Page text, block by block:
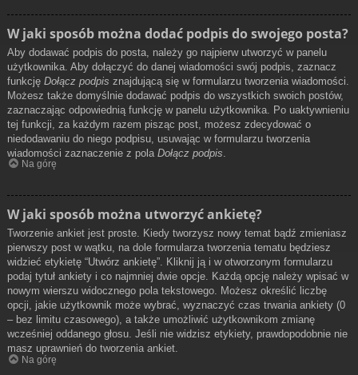
W jaki sposób można dodać podpis do swojego posta?
Aby dodawać podpis do posta, należy go najpierw utworzyć w panelu
użytkownika. Aby dołączyć do danej wiadomości swój podpis, zaznacz
funkcję Dołącz podpis znajdującą się w formularzu tworzenia wiadomości.
Możesz także domyślnie dodawać podpis do wszystkich swoich postów,
zaznaczając odpowiednią funkcję w panelu użytkownika. Po uaktywnieniu
tej funkcji, za każdym razem pisząc post, możesz zdecydować o
niedodawaniu do niego podpisu, usuwając w formularzu tworzenia
wiadomości zaznaczenie z pola Dołącz podpis
Na górę
W jaki sposób można utworzyć ankietę?
Tworzenie ankiet jest proste. Kiedy tworzysz nowy temat bądź zmieniasz
pierwszy post w wątku, na dole formularza tworzenia tematu będziesz
widzieć etykietę “Utwórz ankietę”. Kliknij ją i w otworzonym formularzu
podaj tytuł ankiety i co najmniej dwie opcje. Każdą opcję należy wpisać w
nowym wierszu widocznego pola tekstowego. Możesz określić liczbę
opcji, jakie użytkownik może wybrać, wyznaczyć czas trwania ankiety (0
– bez limitu czasowego), a także umożliwić użytkownikom zmianę
wcześniej oddanego głosu. Jeśli nie widzisz etykiety, prawdopodobnie nie
masz uprawnień do tworzenia ankiet.
Na górę